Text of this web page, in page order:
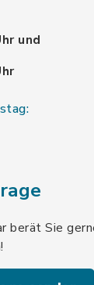
und
berät Sie